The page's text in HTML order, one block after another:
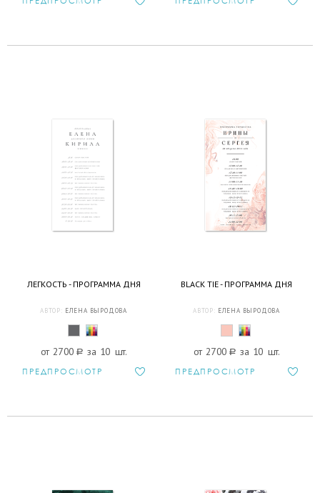
ЛЕГКОСТЬ - ПРОГРАММА ДНЯ
АВТОР: ЕЛЕНА ВЫРОДОВА
от 2700 a за 10 шт.
ПРЕДПРОСМОТР
BLACK TIE - ПРОГРАММА ДНЯ
АВТОР: ЕЛЕНА ВЫРОДОВА
от 2700 a за 10 шт.
ПРЕДПРОСМОТР